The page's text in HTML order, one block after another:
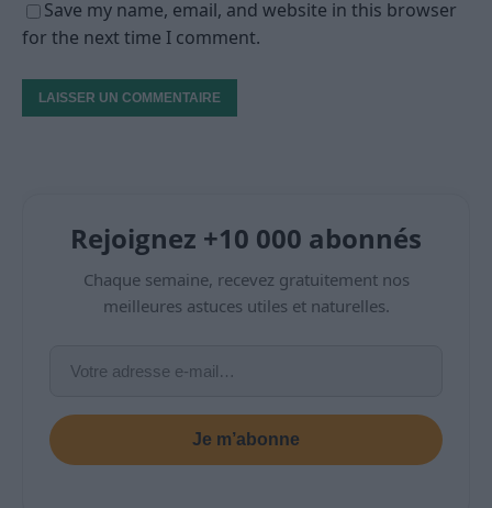
Save my name, email, and website in this browser
for the next time I comment.
Rejoignez +10 000 abonnés
Chaque semaine, recevez gratuitement nos
meilleures astuces utiles et naturelles.
Je m’abonne